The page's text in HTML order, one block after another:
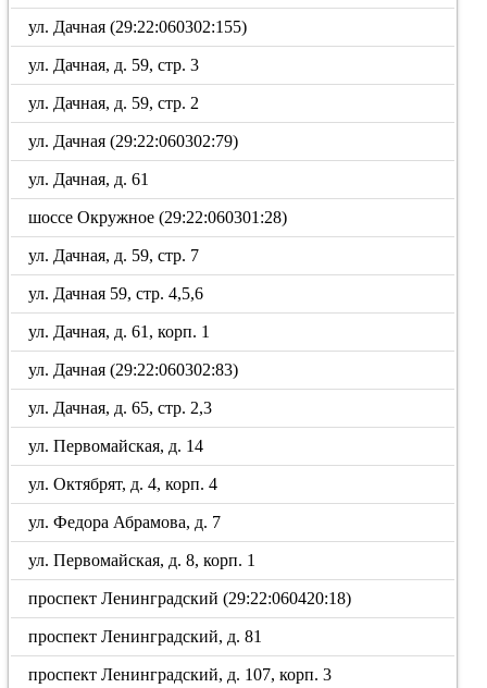
ул. Дачная (29:22:060302:155)
ул. Дачная, д. 59, стр. 3
ул. Дачная, д. 59, стр. 2
ул. Дачная (29:22:060302:79)
ул. Дачная, д. 61
шоссе Окружное (29:22:060301:28)
ул. Дачная, д. 59, стр. 7
ул. Дачная 59, стр. 4,5,6
ул. Дачная, д. 61, корп. 1
ул. Дачная (29:22:060302:83)
ул. Дачная, д. 65, стр. 2,3
ул. Первомайская, д. 14
ул. Октябрят, д. 4, корп. 4
ул. Федора Абрамова, д. 7
ул. Первомайская, д. 8, корп. 1
проспект Ленинградский (29:22:060420:18)
проспект Ленинградский, д. 81
проспект Ленинградский, д. 107, корп. 3